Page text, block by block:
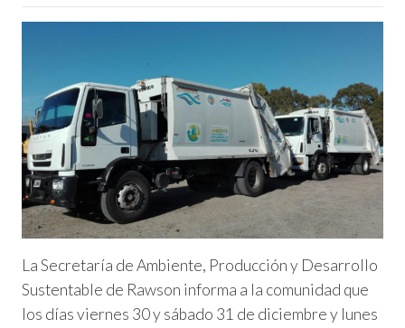
La Secretaría de Ambiente, Producción y Desarrollo
Sustentable de Rawson informa a la comunidad que
los días viernes 30 y sábado 31 de diciembre y lunes